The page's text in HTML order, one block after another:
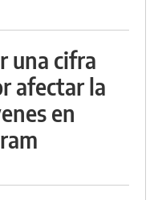
una cifra
afectar la
en